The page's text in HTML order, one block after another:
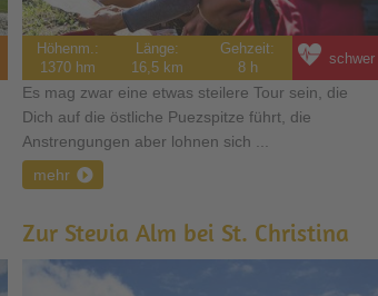
Höhenm.:
1370 hm
Länge:
16,5 km
Gehzeit:
8 h
schwer
Es mag zwar eine etwas steilere Tour sein, die
Dich auf die östliche Puezspitze führt, die
Anstrengungen aber lohnen sich ...
mehr
Zur Stevia Alm bei St. Christina